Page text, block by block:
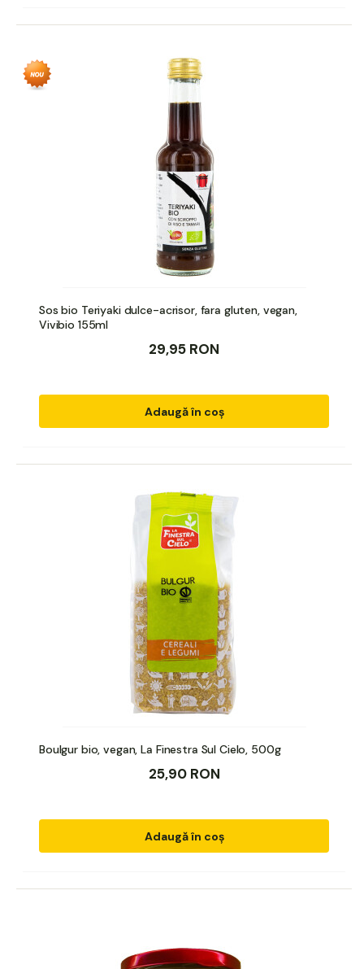
Sos bio Teriyaki dulce-acrisor, fara gluten, vegan,
Vivibio 155ml
29,95 RON
Adaugă în coș
Boulgur bio, vegan, La Finestra Sul Cielo, 500g
25,90 RON
Adaugă în coș